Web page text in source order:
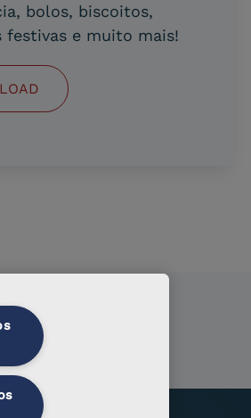
bolos, biscoitos,
festivas e muito mais!